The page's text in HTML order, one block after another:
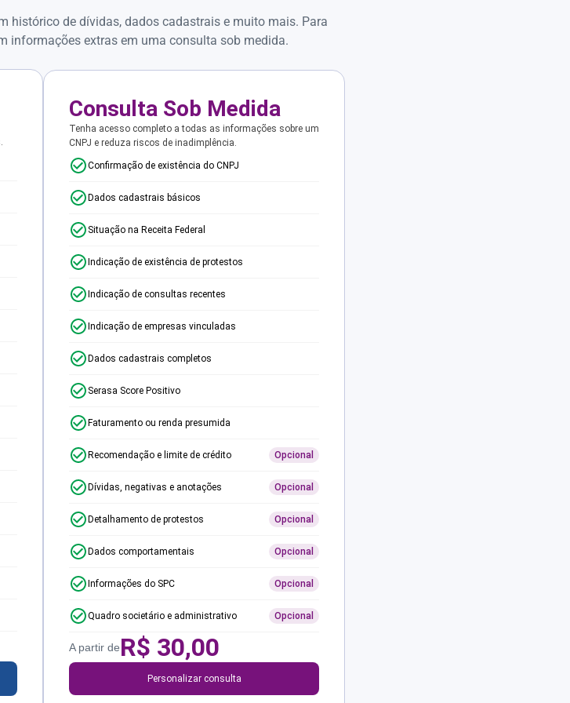
histórico de dívidas, dados cadastrais e muito mais. Para
informações extras em uma consulta sob medida.
Consulta Sob Medida
Tenha acesso completo a todas as informações sobre um
CNPJ e reduza riscos de inadimplência.
Confirmação de existência do CNPJ
Dados cadastrais básicos
Situação na Receita Federal
Indicação de existência de protestos
Indicação de consultas recentes
Indicação de empresas vinculadas
Dados cadastrais completos
Serasa Score Positivo
Faturamento ou renda presumida
Recomendação e limite de crédito Opcional
Dívidas, negativas e anotações Opcional
Detalhamento de protestos Opcional
Dados comportamentais Opcional
Informações do SPC Opcional
Quadro societário e administrativo Opcional
A partir deR$ 30,00
Personalizar consulta